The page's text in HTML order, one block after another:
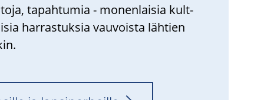
ta­pah­tu­mia - mo­nen­lai­sia kult­
har­ras­tuk­sia vau­vois­ta läh­tien